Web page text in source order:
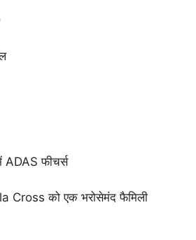
ADAS फीचर्स
Cross को एक भरोसेमंद फैमिली